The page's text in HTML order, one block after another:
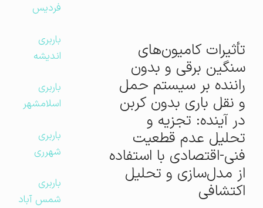
تأثیرات کامیون‌های
سنگین برقی و بدون
راننده بر سیستم حمل
و نقل باری بدون کربن
در آینده: تجزیه و
تحلیل عدم قطعیت
فنی-اقتصادی با استفاده
از مدل‌سازی و تحلیل
اکتشافی
فردیس
باربری
اندیشه
باربری
اسلامشهر
باربری
شهرری
باربری
شمس آباد